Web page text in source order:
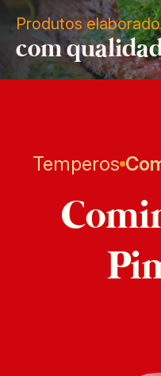
Produtos
com
Temperos